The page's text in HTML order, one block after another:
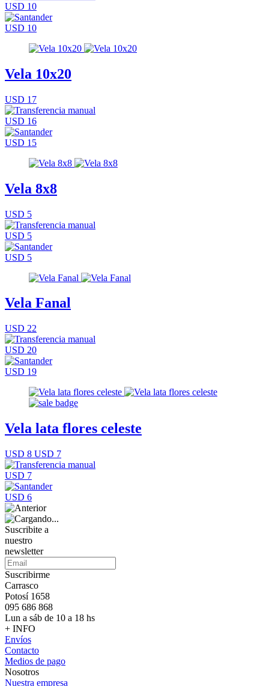
USD 10
USD 10
Vela 10x20
USD 17
USD 16
USD 15
Vela 8x8
USD 5
USD 5
USD 5
Vela Fanal
USD 22
USD 20
USD 19
Vela lata flores celeste
USD 8 USD 7
USD 7
USD 6
Suscribite a
nuestro
newsletter
Suscribirme
Carrasco
Potosí 1658
095 686 868
Lun a sáb de 10 a 18 hs
+ INFO
Envíos
Contacto
Medios de pago
Nosotros
Nuestra empresa